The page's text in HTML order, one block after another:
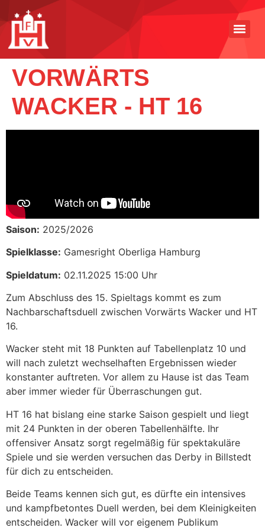
VORWÄRTS
WACKER - HT 16
Saison: 2025/2026
Spielklasse: Gamesright Oberliga Hamburg
Spieldatum: 02.11.2025 15:00 Uhr
Zum Abschluss des 15. Spieltags kommt es zum
Nachbarschaftsduell zwischen Vorwärts Wacker und HT
16.
Wacker steht mit 18 Punkten auf Tabellenplatz 10 und
will nach zuletzt wechselhaften Ergebnissen wieder
konstanter auftreten. Vor allem zu Hause ist das Team
aber immer wieder für Überraschungen gut.
HT 16 hat bislang eine starke Saison gespielt und liegt
mit 24 Punkten in der oberen Tabellenhälfte. Ihr
offensiver Ansatz sorgt regelmäßig für spektakuläre
Spiele und sie werden versuchen das Derby in Billstedt
für dich zu entscheiden.
Beide Teams kennen sich gut, es dürfte ein intensives
und kampfbetontes Duell werden, bei dem Kleinigkeiten
entscheiden. Wacker will vor eigenem Publikum